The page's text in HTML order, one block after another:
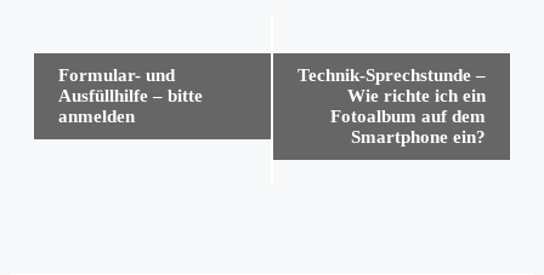
Veranstaltung-
Navigation
Formular- und
Ausfüllhilfe – bitte
anmelden
Technik-Sprechstunde –
Wie richte ich ein
Fotoalbum auf dem
Smartphone ein?